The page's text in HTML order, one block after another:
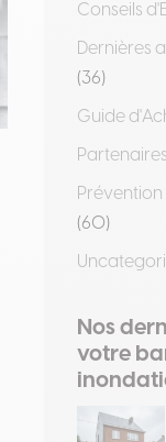
Conseils
Dernières
(36)
Guide
Partenaires
(60)
Nos
votre